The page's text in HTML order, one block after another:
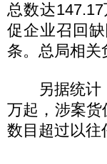
总数达
促企业召回
条。总局相关
另据统计，
万起，涉案
数目超过以往